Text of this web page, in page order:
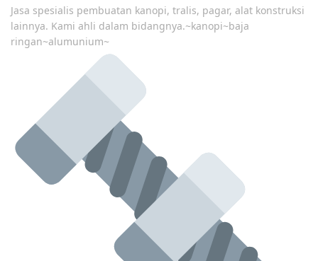
Jasa spesialis pembuatan kanopi, tralis, pagar, alat konstruksi
lainnya. Kami ahli dalam bidangnya.~kanopi~baja
ringan~alumunium~